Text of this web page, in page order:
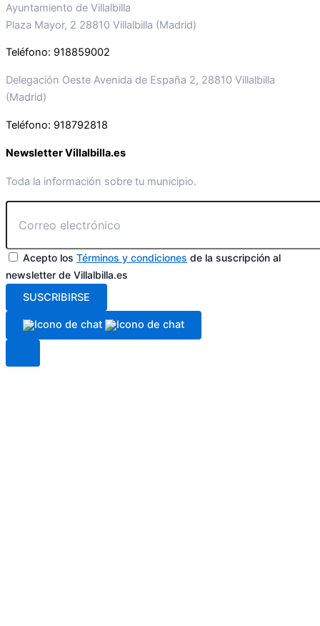
Ayuntamiento de Villalbilla
Plaza Mayor, 2 28810 Villalbilla (Madrid)
Teléfono: 918859002
Delegación Oeste Avenida de España 2, 28810 Villalbilla
(Madrid)
Teléfono: 918792818
Newsletter Villalbilla.es
Toda la información sobre tu municipio.
Acepto los Términos y condiciones de la suscripción al
newsletter de Villalbilla.es
SUSCRIBIRSE